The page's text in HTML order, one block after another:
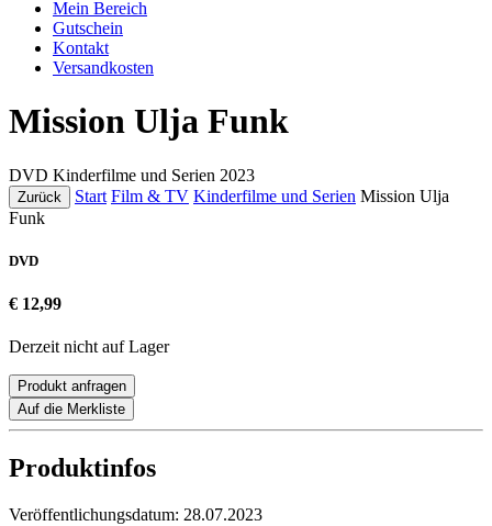
Mein Bereich
Gutschein
Kontakt
Versandkosten
Mission Ulja Funk
DVD Kinderfilme und Serien 2023
Zurück Start Film & TV Kinderfilme und Serien Mission Ulja
Funk
DVD
€ 12,99
Derzeit nicht auf Lager
Produkt anfragen
Auf die Merkliste
Produktinfos
Veröffentlichungsdatum: 28.07.2023